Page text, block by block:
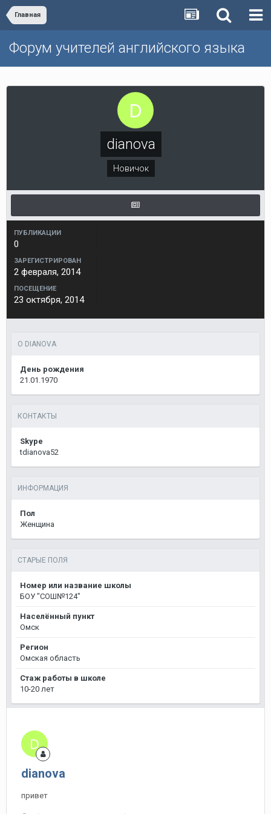
Главная
Форум учителей английского языка
dianova
Новичок
ПУБЛИКАЦИИ
0
ЗАРЕГИСТРИРОВАН
2 февраля, 2014
ПОСЕЩЕНИЕ
23 октября, 2014
О DIANOVA
День рождения
21.01.1970
КОНТАКТЫ
Skype
tdianova52
ИНФОРМАЦИЯ
Пол
Женщина
СТАРЫЕ ПОЛЯ
Номер или название школы
БОУ "СОШ№124"
Населённый пункт
Омск
Регион
Омская область
Стаж работы в школе
10-20 лет
dianova
привет